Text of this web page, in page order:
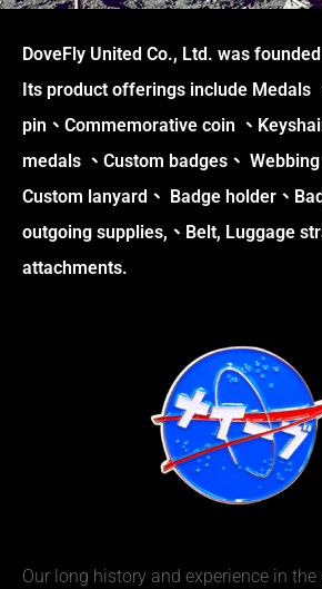
DoveFly United Co., Ltd. was
Its product offerings include Medals
pin、Commemorative coin 、
medals 、Custom badges、
Custom lanyard、 Badge holder、
outgoing supplies,、Belt, Luggage
attachments.
Our long history and experience in the